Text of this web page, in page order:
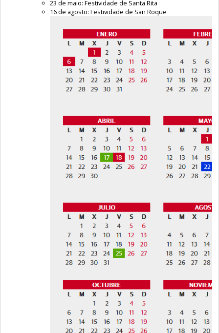
23 de maio: Festividade de Santa Rita
16 de agosto: Festividade de San Roque